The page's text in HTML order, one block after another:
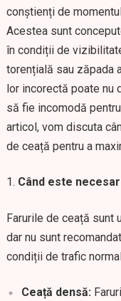
conștienți de
Acestea sunt
în condiții de
torențială sau zăpada
lor incorectă poate nu
să fie incomodă
articol, vom discuta
de ceață pentru a
Când este
Farurile de ceață
dar nu sunt
condiții de trafic
Ceață densă: